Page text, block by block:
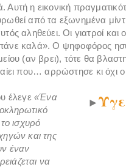
η εικονική
από τα εξωνημένα
αληθεύει. Οι γιατροί και
καλά». Ο ψηφοφόρος
(αν βρει), τότε θα
που… αρρώστησε κι όχι
►
έλεγε «Ένα
ισχυρό
και της
έναν
να